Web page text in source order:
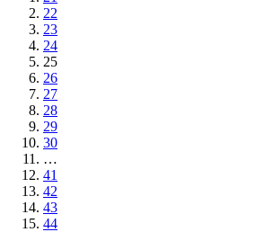
22
23
24
25
26
27
28
29
30
…
41
42
43
44